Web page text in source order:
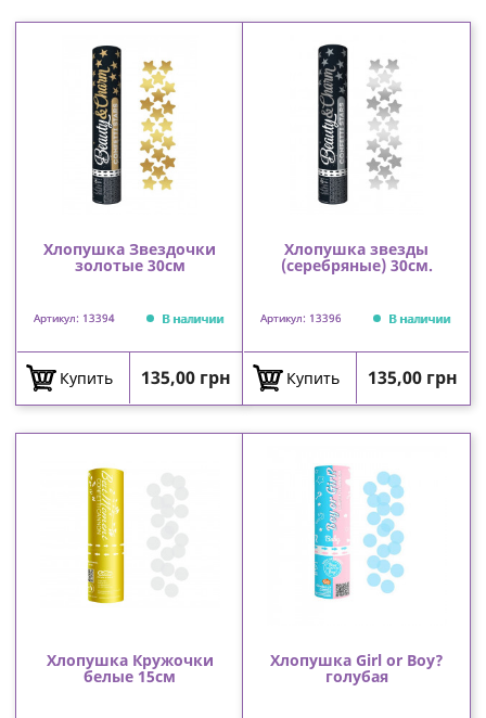
Хлопушка Звездочки
золотые 30см
Артикул: 13394 В наличии
Купить Цена
135,00 грн
Хлопушка звезды
(серебряные) 30см.
Артикул: 13396 В наличии
Купить Цена
135,00 грн
Хлопушка Кружочки
белые 15см
Хлопушка Girl or Boy?
голубая